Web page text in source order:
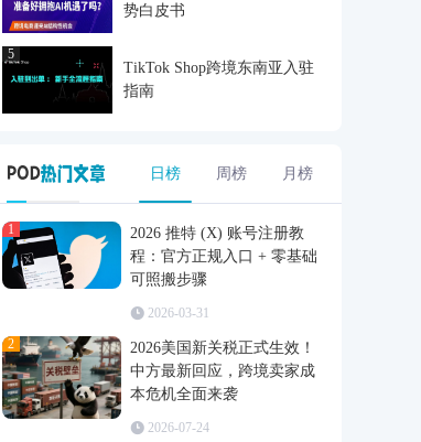
势白皮书
5
TikTok Shop跨境东南亚入驻
指南
日榜 周榜 月榜
1
2026 推特 (X) 账号注册教
程：官方正规入口 + 零基础
可照搬步骤
2026-03-31
2
2026美国新关税正式生效！
中方最新回应，跨境卖家成
本危机全面来袭
2026-07-24